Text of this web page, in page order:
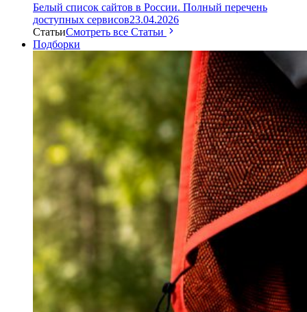
Белый список сайтов в России. Полный перечень
доступных сервисов23.04.2026
СтатьиСмотреть все Статьи
Подборки